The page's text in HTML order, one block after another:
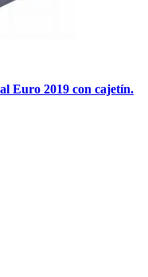
Euro 2019 con cajetín.